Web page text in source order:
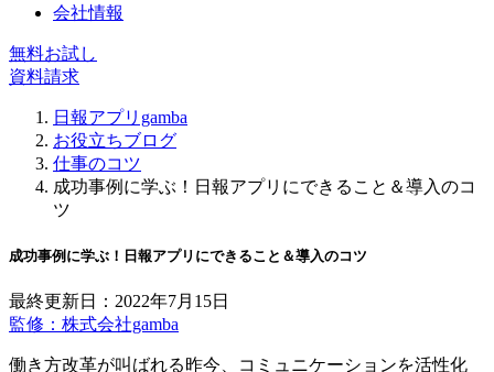
会社情報
無料お試し
資料請求
日報アプリgamba
お役立ちブログ
仕事のコツ
成功事例に学ぶ！日報アプリにできること＆導入のコ
ツ
成功事例に学ぶ！日報アプリにできること＆導入のコツ
最終更新日：2022年7月15日
監修：株式会社gamba
働き方改革が叫ばれる昨今、コミュニケーションを活性化